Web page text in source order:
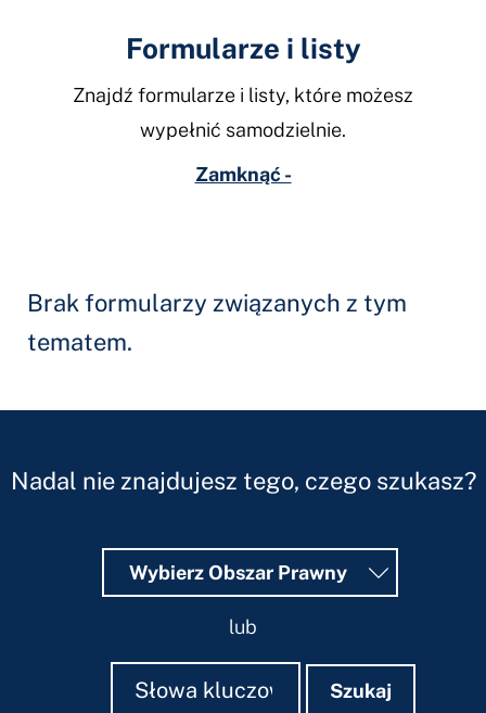
Formularze i listy
Znajdź formularze i listy, które możesz
wypełnić samodzielnie.
Zamknąć -
Brak formularzy związanych z tym
tematem.
Nadal nie znajdujesz tego, czego szukasz?
Wybierz Obszar Prawny
lub
Szukaj
Szukaj Szukaj